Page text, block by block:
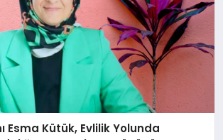
Esma Kütük, Evlilik Yolunda